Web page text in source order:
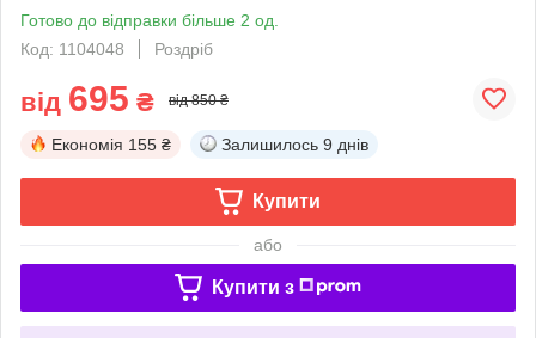
Готово до відправки більше 2 од.
Код: 1104048
Роздріб
від 695 ₴ від 850 ₴
Економія 155 ₴ Залишилось 9 днів
Купити
або
Купити з